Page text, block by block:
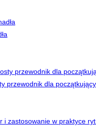
przewodnik dla